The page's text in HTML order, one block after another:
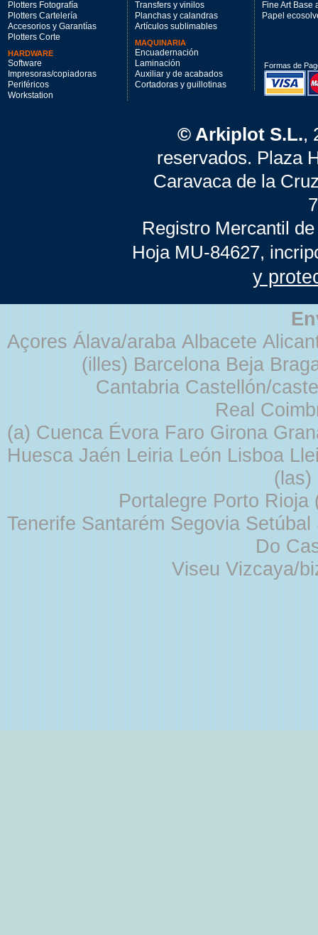
Plotters Fotografía
Plotters Cartelería
Accesorios y Garantías
Plotters Corte
HARDWARE
Software
Impresoras/copiadoras
Periféricos
Workstation
Transfers y vinilos
Planchas y calandras
Artículos sublimables
MAQUINARIA
Encuadernación
Laminación
Auxiliar y de acabados
Cortadoras y guillotinas
Fine Art Base
Papel
Formas de
© Arkiplot S.L.,
reservados. Plaza
Caravaca de la
Registro Mercantil
Hoja MU-84627,
y
Açores Álava/araba Albacete
(illes) Barcelona Beja
Cantabria Castellón/
Real
(a) Cuenca Évora Faro Girona
Huesca Jaén Leiria León Lisboa
Portalegre Porto
Tenerife Santarém Segovia
Do
Viseu Vizcaya/